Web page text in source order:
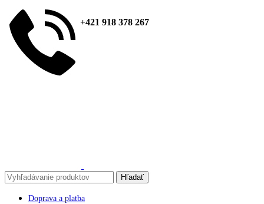
+421 918 378 267
Hľadať
Doprava a platba